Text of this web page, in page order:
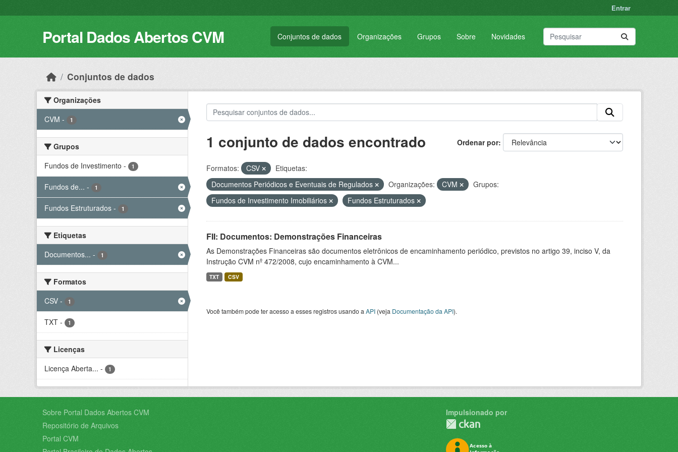
Entrar
Portal Dados Abertos CVM Conjuntos de dados Organizações Grupos Sobre Novidades
Conjuntos de dados
Organizações
CVM - 1
Grupos
Fundos de Investimento - 1
Fundos de... - 1
Fundos Estruturados - 1
Etiquetas
Documentos... - 1
Formatos
CSV - 1
TXT - 1
Licenças
Licença Aberta... - 1
Ordenar por
1 conjunto de dados encontrado
Formatos: CSV
Etiquetas:
Documentos Periódicos e Eventuais de Regulados
Organizações: CVM
Grupos:
Fundos de Investimento Imobiliários
Fundos Estruturados
FII: Documentos: Demonstrações Financeiras
As Demonstrações Financeiras são documentos eletrônicos de encaminhamento periódico, previstos no artigo 39, inciso V, da
Instrução CVM nº 472/2008, cujo encaminhamento à CVM...
TXT CSV
Você também pode ter acesso a esses registros usando a API(veja Documentação da API).
Sobre Portal Dados Abertos CVM
Repositório de Arquivos
Portal CVM
Impulsionado por